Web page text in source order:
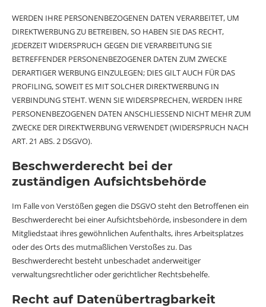
WERDEN IHRE PERSONENBEZOGENEN DATEN VERARBEITET, UM
DIREKTWERBUNG ZU BETREIBEN, SO HABEN SIE DAS RECHT,
JEDERZEIT WIDERSPRUCH GEGEN DIE VERARBEITUNG SIE
BETREFFENDER PERSONENBEZOGENER DATEN ZUM ZWECKE
DERARTIGER WERBUNG EINZULEGEN; DIES GILT AUCH FÜR DAS
PROFILING, SOWEIT ES MIT SOLCHER DIREKTWERBUNG IN
VERBINDUNG STEHT. WENN SIE WIDERSPRECHEN, WERDEN IHRE
PERSONENBEZOGENEN DATEN ANSCHLIESSEND NICHT MEHR ZUM
ZWECKE DER DIREKTWERBUNG VERWENDET (WIDERSPRUCH NACH
ART. 21 ABS. 2 DSGVO).
Beschwerde­recht bei der
zuständigen Aufsichts­behörde
Im Falle von Verstößen gegen die DSGVO steht den Betroffenen ein
Beschwerderecht bei einer Aufsichtsbehörde, insbesondere in dem
Mitgliedstaat ihres gewöhnlichen Aufenthalts, ihres Arbeitsplatzes
oder des Orts des mutmaßlichen Verstoßes zu. Das
Beschwerderecht besteht unbeschadet anderweitiger
verwaltungsrechtlicher oder gerichtlicher Rechtsbehelfe.
Recht auf Daten­übertrag­barkeit